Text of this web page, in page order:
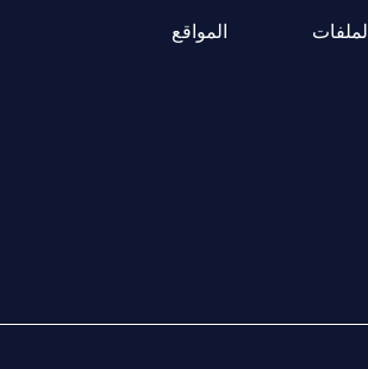
المواقع
(opens in a new tab)